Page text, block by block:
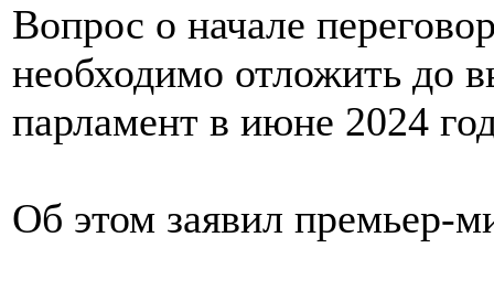
Вопрос о начале
необходимо отложить до
парламент в июне 2024
Об этом заявил премьер-